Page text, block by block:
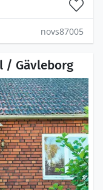
novs87005
/ Gävleborg